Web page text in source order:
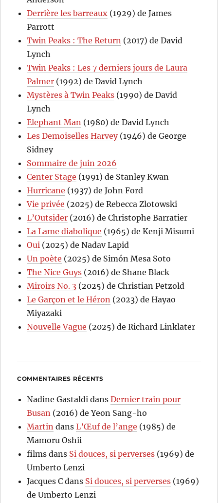
Derrière les barreaux (1929) de James
Parrott
Twin Peaks : The Return (2017) de David
Lynch
Twin Peaks : Les 7 derniers jours de Laura
Palmer (1992) de David Lynch
Mystères à Twin Peaks (1990) de David
Lynch
Elephant Man (1980) de David Lynch
Les Demoiselles Harvey(1946) de George
Sidney
Sommaire de juin 2026
Center Stage (1991) de Stanley Kwan
Hurricane (1937) de John Ford
Vie privée (2025) de Rebecca Zlotowski
L’Outsider (2016) de Christophe Barratier
La Lame diabolique (1965) de Kenji Misumi
Oui (2025) de Nadav Lapid
Un poète (2025) de Simón Mesa Soto
The Nice Guys (2016) de Shane Black
Miroirs No. 3 (2025) de Christian Petzold
Le Garçon et le Héron (2023) de Hayao
Miyazaki
Nouvelle Vague (2025) de Richard Linklater
COMMENTAIRES RÉCENTS
Nadine Gastaldi dansDernier train pour
Busan (2016) de Yeon Sang-ho
Martin dansL’Œuf de l’ange (1985) de
Mamoru Oshii
films dans Si douces, si perverses (1969) de
Umberto Lenzi
Jacques C dans Si douces, si perverses (1969)
de Umberto Lenzi